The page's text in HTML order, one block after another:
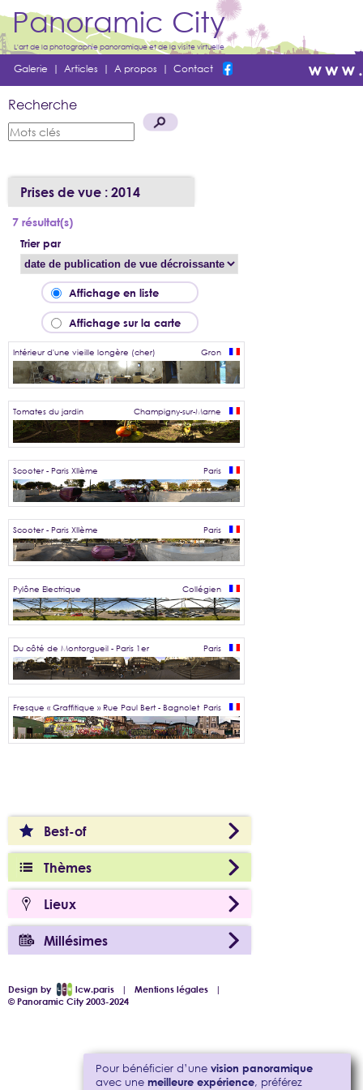
Panoramic City
L'art de la photographie panoramique et de la visite virtuelle
Galerie | Articles | A propos | Contact
Recherche
Best-of
Thèmes
Lieux
Millésimes
Prises de vue : 2014
7 résultat(s)
Trier par
Affichage en liste
Affichage sur la carte
Intérieur d'une vieille longère (cher) Gron
Tomates du jardin Champigny-sur-Marne
Scooter - Paris XIIème Paris
Scooter - Paris XIIème Paris
Pylône Electrique Collégien
Du côté de Montorgueil - Paris 1er Paris
Fresque « Graffitique » Rue Paul Bert - Bagnolet Paris
Design by lcw.paris |Mentions légales |
© Panoramic City 2003-2024
Pour bénéficier d’une vision panoramique
avec une meilleure expérience, préférez